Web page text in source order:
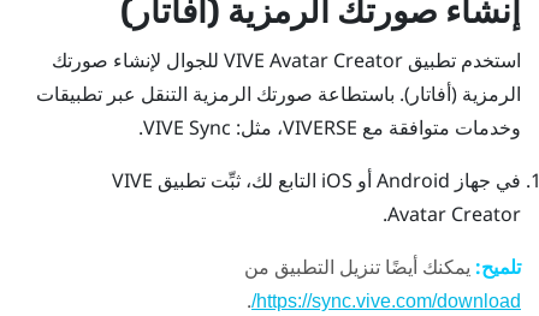
إنشاء صورتك الرمزية (أفاتار)
استخدم تطبيق VIVE Avatar Creator للجوال لإنشاء صورتك
الرمزية (أفاتار). باستطاعة صورتك الرمزية التنقل عبر تطبيقات
وخدمات متوافقة مع VIVERSE، مثل: VIVE Sync
.
في جهاز Androidأو iOS التابع لك، ثبِّت تطبيق VIVE
Avatar Creator
.
تلميح: يمكنك أيضًا تنزيل التطبيق من
https://sync.vive.com/download/
.